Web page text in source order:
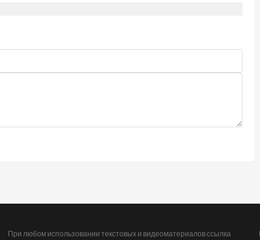
При любом использовании текстовых и видеоматериалов ссылка